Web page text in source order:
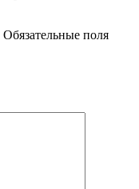
Обязательные поля